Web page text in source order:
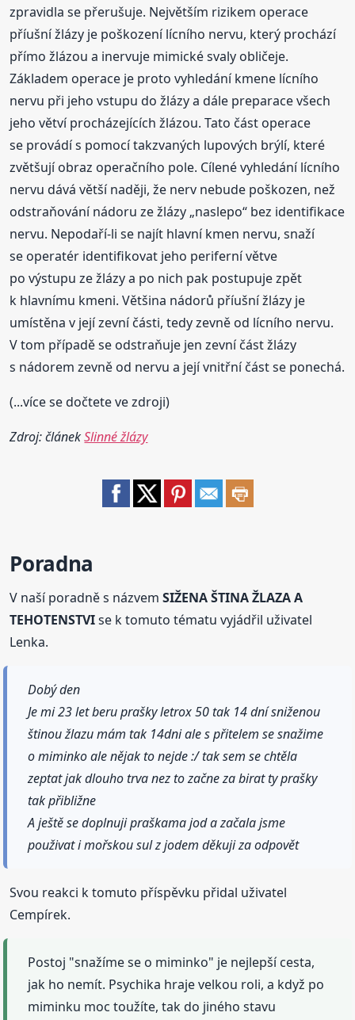
zpravidla se přerušuje. Největším rizikem operace
příušní žlázy je poškození lícního nervu, který prochází
přímo žlázou a inervuje mimické svaly obličeje.
Základem operace je proto vyhledání kmene lícního
nervu při jeho vstupu do žlázy a dále preparace všech
jeho větví procházejících žlázou. Tato část operace
se provádí s pomocí takzvaných lupových brýlí, které
zvětšují obraz operačního pole. Cílené vyhledání lícního
nervu dává větší naději, že nerv nebude poškozen, než
odstraňování nádoru ze žlázy „naslepo“ bez identifikace
nervu. Nepodaří-li se najít hlavní kmen nervu, snaží
se operatér identifikovat jeho periferní větve
po výstupu ze žlázy a po nich pak postupuje zpět
k hlavnímu kmeni. Většina nádorů příušní žlázy je
umístěna v její zevní části, tedy zevně od lícního nervu.
V tom případě se odstraňuje jen zevní část žlázy
s nádorem zevně od nervu a její vnitřní část se ponechá.
(...více se dočtete ve zdroji)
Zdroj: článekSlinné žlázy
Poradna
V naší poradně s názvemSIŽENA ŠTINA ŽLAZA A
TEHOTENSTVIse k tomuto tématu vyjádřil uživatel
Lenka.
Dobý den
Je mi 23 let beru prašky letrox 50 tak 14 dní sniženou
štinou žlazu mám tak 14dni ale s přitelem se snažime
o miminko ale nějak to nejde :/ tak sem se chtěla
zeptat jak dlouho trva nez to začne za birat ty prašky
tak přibližne
A ještě se doplnuji praškama jod a začala jsme
použivat i mořskou sul z jodem děkuji za odpovět
Svou reakci k tomuto příspěvku přidal uživatel
Cempírek.
Postoj "snažíme se o miminko" je nejlepší cesta,
jak ho nemít. Psychika hraje velkou roli, a když po
miminku moc toužíte, tak do jiného stavu